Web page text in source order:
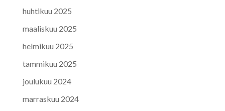
huhtikuu 2025
maaliskuu 2025
helmikuu 2025
tammikuu 2025
joulukuu 2024
marraskuu 2024